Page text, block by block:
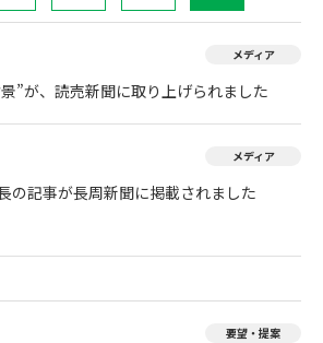
メディア
”が、読売新聞に取り上げられました
メディア
の記事が長周新聞に掲載されました
要望・提案